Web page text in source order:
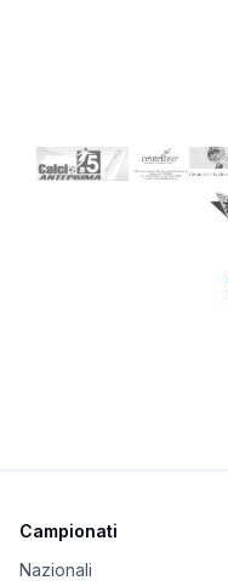
Campionati
Nazionali